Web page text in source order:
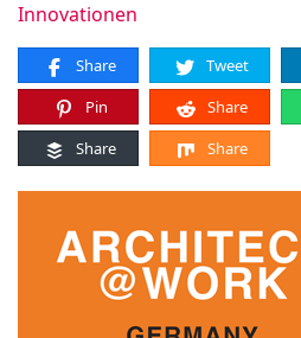
Innovationen
Share Tweet
Pin
Share
Share
Share